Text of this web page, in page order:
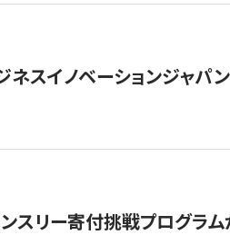
スイノベーションジャパ
スリー寄付挑戦プログラ